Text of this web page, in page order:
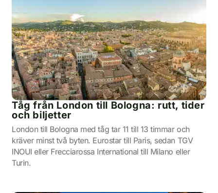
Tåg från London till Bologna: rutt, tider
och biljetter
London till Bologna med tåg tar 11 till 13 timmar och
kräver minst två byten. Eurostar till Paris, sedan TGV
INOUI eller Frecciarossa International till Milano eller
Turin.